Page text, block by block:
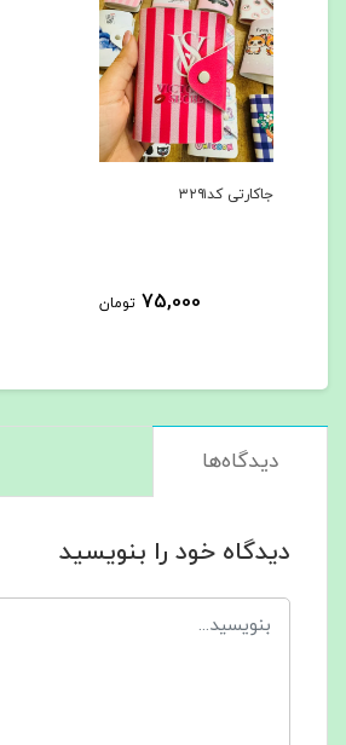
جاکارتی کد۳۲۹۱
75,000 تومان
دیدگاه‌ها
دیدگاه خود را بنویسید